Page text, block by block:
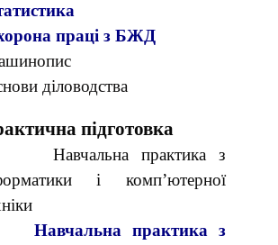
праці з БЖД
діловодства
підготовка
Навчальна практика з
і комп’ютерної
Навчальна практика з